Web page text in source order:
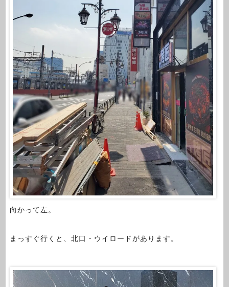
向かって左。
まっすぐ行くと、北口・ウイロードがあります。